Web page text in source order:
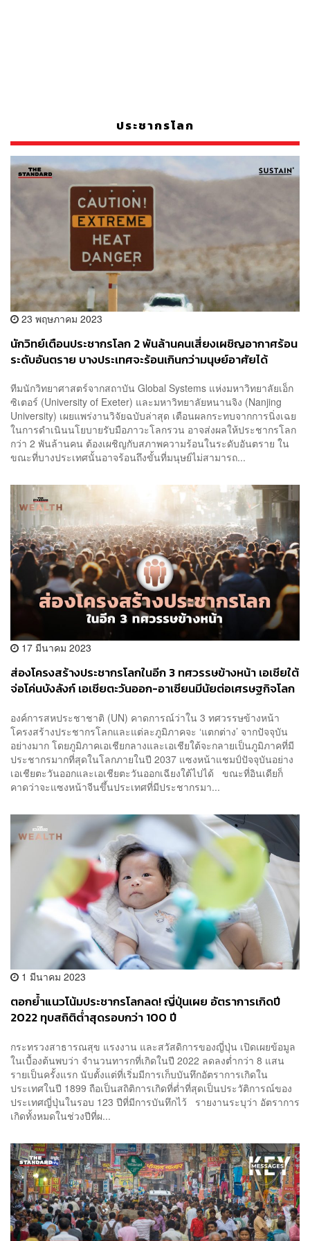
ประชากรโลก
23 พฤษภาคม 2023
นักวิทย์เตือนประชากรโลก 2 พันล้านคนเสี่ยงเผชิญอากาศร้อน
ระดับอันตราย บางประเทศจะร้อนเกินกว่ามนุษย์อาศัยได้
ทีมนักวิทยาศาสตร์จากสถาบัน Global Systems แห่งมหาวิทยาลัยเอ็ก
ซิเตอร์ (University of Exeter) และมหาวิทยาลัยหนานจิง (Nanjing
University) เผยแพร่งานวิจัยฉบับล่าสุด เตือนผลกระทบจากการนิ่งเฉย
ในการดำเนินนโยบายรับมือภาวะโลกรวน อาจส่งผลให้ประชากรโลก
กว่า 2 พันล้านคน ต้องเผชิญกับสภาพความร้อนในระดับอันตราย ใน
ขณะที่บางประเทศนั้นอาจร้อนถึงขั้นที่มนุษย์ไม่สามารถ...
17 มีนาคม 2023
ส่องโครงสร้างประชากรโลกในอีก 3 ทศวรรษข้างหน้า เอเชียใต้
จ่อโค่นบังลังก์ เอเชียตะวันออก-อาเซียนมีนัยต่อเศรษฐกิจโลก
องค์การสหประชาชาติ (UN) คาดการณ์ว่าใน 3 ทศวรรษข้างหน้า
โครงสร้างประชากรโลกและแต่ละภูมิภาคจะ ‘แตกต่าง’ จากปัจจุบัน
อย่างมาก โดยภูมิภาคเอเชียกลางและเอเชียใต้จะกลายเป็นภูมิภาคที่มี
ประชากรมากที่สุดในโลกภายในปี 2037 แซงหน้าแชมป์ปัจจุบันอย่าง
เอเชียตะวันออกและเอเชียตะวันออกเฉียงใต้ไปได้ ขณะที่อินเดียก็
คาดว่าจะแซงหน้าจีนขึ้นประเทศที่มีประชากรมา...
1 มีนาคม 2023
ตอกย้ำแนวโน้มประชากรโลกลด! ญี่ปุ่นเผย อัตราการเกิดปี
2022 ทุบสถิติต่ำสุดรอบกว่า 100 ปี
กระทรวงสาธารณสุข แรงงาน และสวัสดิการของญี่ปุ่น เปิดเผยข้อมูล
ในเบื้องต้นพบว่า จำนวนทารกที่เกิดในปี 2022 ลดลงต่ำกว่า 8 แสน
รายเป็นครั้งแรก นับตั้งแต่ที่เริ่มมีการเก็บบันทึกอัตราการเกิดใน
ประเทศในปี 1899 ถือเป็นสถิติการเกิดที่ต่ำที่สุดเป็นประวัติการณ์ของ
ประเทศญี่ปุ่นในรอบ 123 ปีที่มีการบันทึกไว้ รายงานระบุว่า อัตราการ
เกิดทั้งหมดในช่วงปีที่ผ...